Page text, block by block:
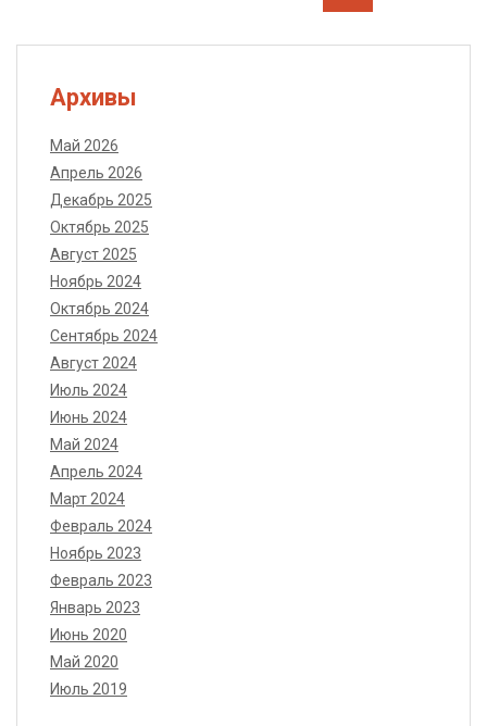
Архивы
Май 2026
Апрель 2026
Декабрь 2025
Октябрь 2025
Август 2025
Ноябрь 2024
Октябрь 2024
Сентябрь 2024
Август 2024
Июль 2024
Июнь 2024
Май 2024
Апрель 2024
Март 2024
Февраль 2024
Ноябрь 2023
Февраль 2023
Январь 2023
Июнь 2020
Май 2020
Июль 2019